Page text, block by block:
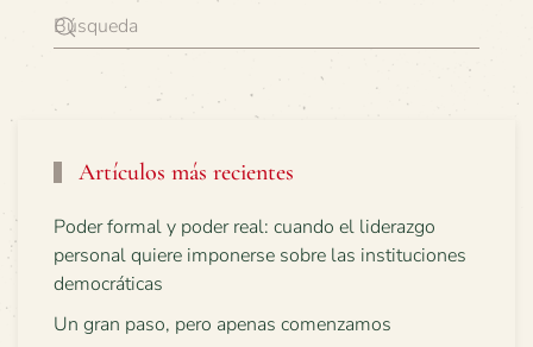
Artículos más recientes
Poder formal y poder real: cuando el liderazgo
personal quiere imponerse sobre las instituciones
democráticas
Un gran paso, pero apenas comenzamos